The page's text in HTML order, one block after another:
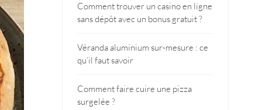
Comment trouver un casino en ligne
sans dépôt avec un bonus gratuit ?
Véranda aluminium sur-mesure : ce
qu’il faut savoir
Comment faire cuire une pizza
surgelée ?